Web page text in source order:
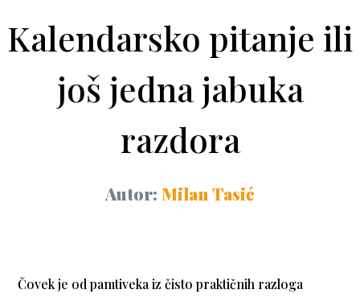
Kalendarsko pitanje ili
još jedna jabuka
razdora
Autor: Milan Tasić
Čovek je od pamtiveka iz čisto praktičnih razloga